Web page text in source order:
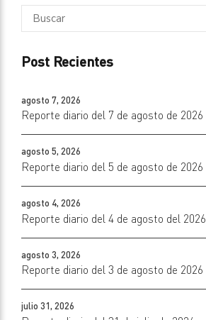
Post Recientes
agosto 7, 2026
Reporte diario del 7 de agosto de 2026
agosto 5, 2026
Reporte diario del 5 de agosto de 2026
agosto 4, 2026
Reporte diario del 4 de agosto del 2026
agosto 3, 2026
Reporte diario del 3 de agosto de 2026
julio 31, 2026